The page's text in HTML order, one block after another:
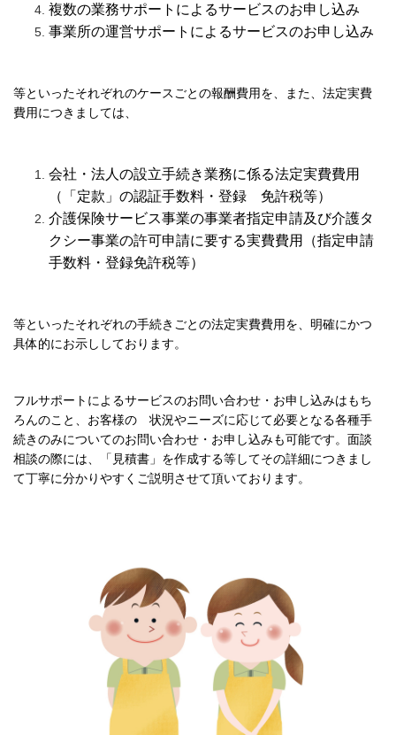
複数の業務サポートによるサービスのお申し込み
事業所の運営サポートによるサービスのお申し込み
等といったそれぞれのケースごとの報酬費用を、また、法定実費
費用につきましては、
会社・法人の設立手続き業務に係る法定実費費用
（「定款」の認証手数料・登録 免許税等）
介護保険サービス事業の事業者指定申請及び介護タ
クシー事業の許可申請に要する実費費用（指定申請
手数料・登録免許税等）
等といったそれぞれの手続きごとの法定実費費用を、明確にかつ
具体的にお示ししております。
フルサポートによるサービスのお問い合わせ・お申し込みはもち
ろんのこと、お客様の 状況やニーズに応じて必要となる各種手
続きのみについてのお問い合わせ・お申し込みも可能です。面談
相談の際には、「見積書」を作成する等してその詳細につきまし
て丁寧に分かりやすくご説明させて頂いております。